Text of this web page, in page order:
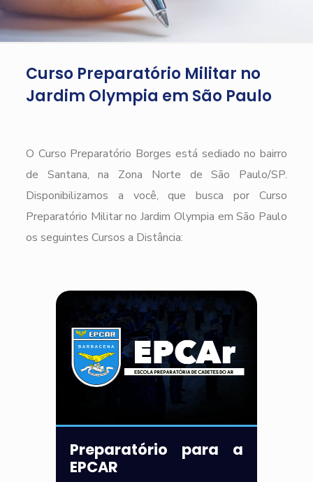
Curso Preparatório Militar no
Jardim Olympia em São Paulo
O Curso Preparatório Borges está sediado no bairro
de Santana, na Zona Norte de São Paulo/SP.
Disponibilizamos a você, que busca por Curso
Preparatório Militar no Jardim Olympia em São Paulo
os seguintes Cursos a Distância:
Preparatório para a
EPCAR